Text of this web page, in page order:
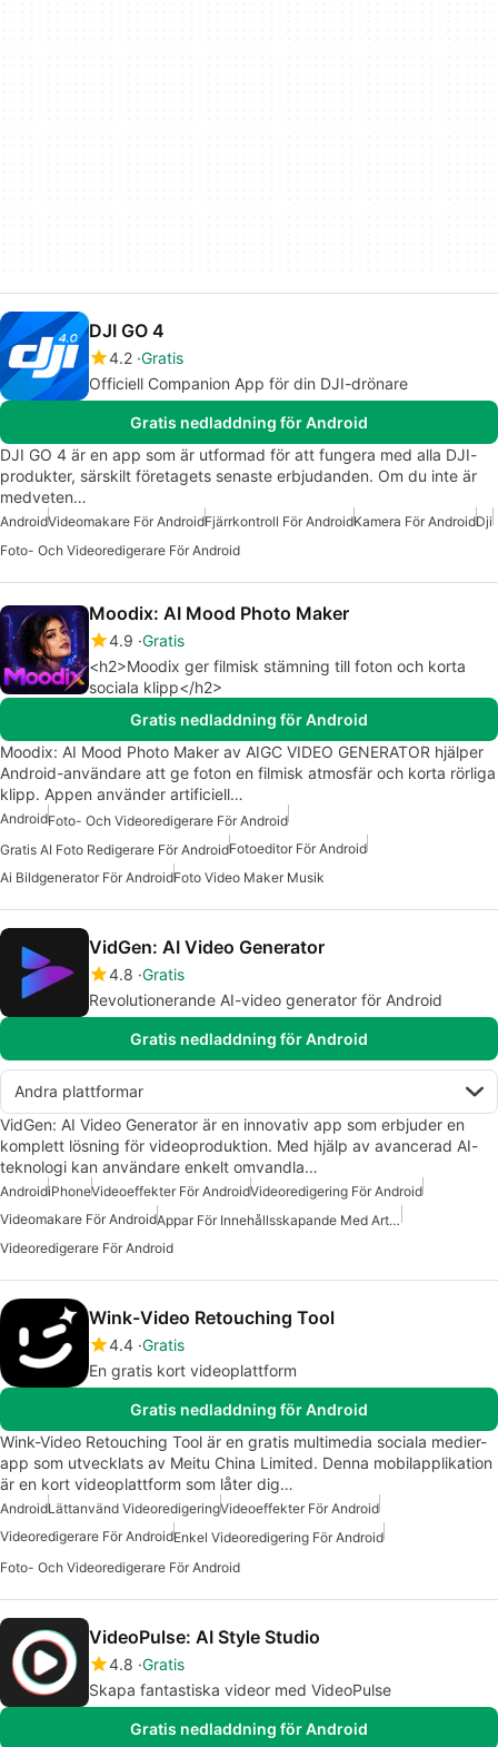
DJI GO 4
4.2 Gratis
Officiell Companion App för din DJI-drönare
Gratis nedladdning för Android
DJI GO 4 är en app som är utformad för att fungera med alla DJI-
produkter, särskilt företagets senaste erbjudanden. Om du inte är
medveten…
AndroidVideomakare För AndroidFjärrkontroll För AndroidKamera För AndroidDji
Foto- Och Videoredigerare För Android
Moodix: AI Mood Photo Maker
4.9 Gratis
<h2>Moodix ger filmisk stämning till foton och korta
sociala klipp</h2>
Gratis nedladdning för Android
Moodix: AI Mood Photo Maker av AIGC VIDEO GENERATOR hjälper
Android-användare att ge foton en filmisk atmosfär och korta rörliga
klipp. Appen använder artificiell…
AndroidFoto- Och Videoredigerare För Android
Gratis AI Foto Redigerare För AndroidFotoeditor För Android
Ai Bildgenerator För AndroidFoto Video Maker Musik
VidGen: AI Video Generator
4.8 Gratis
Revolutionerande AI-video generator för Android
Gratis nedladdning för Android
Andra plattformar
VidGen: AI Video Generator är en innovativ app som erbjuder en
komplett lösning för videoproduktion. Med hjälp av avancerad AI-
teknologi kan användare enkelt omvandla…
AndroidiPhoneVideoeffekter För AndroidVideoredigering För Android
Videomakare För Android
Appar För Innehållsskapande Med Artificiell Intelligens
Videoredigerare För Android
Wink-Video Retouching Tool
4.4 Gratis
En gratis kort videoplattform
Gratis nedladdning för Android
Wink-Video Retouching Tool är en gratis multimedia sociala medier-
app som utvecklats av Meitu China Limited. Denna mobilapplikation
är en kort videoplattform som låter dig…
AndroidLättanvänd VideoredigeringVideoeffekter För Android
Videoredigerare För AndroidEnkel Videoredigering För Android
Foto- Och Videoredigerare För Android
VideoPulse: AI Style Studio
4.8 Gratis
Skapa fantastiska videor med VideoPulse
Gratis nedladdning för Android